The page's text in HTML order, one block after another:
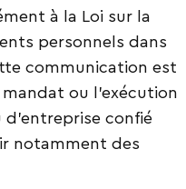
à la Loi sur la
personnels dans
communication est
mandat ou l’exécution
confié
notamment des